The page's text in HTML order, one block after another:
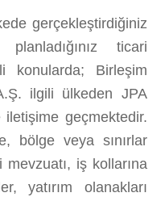
gerçekleştirdiğiniz
ticari
konularda; Birleşim
ilgili ülkeden JPA
geçmektedir.
bölge veya sınırlar
iş kollarına
yatırım olanakları